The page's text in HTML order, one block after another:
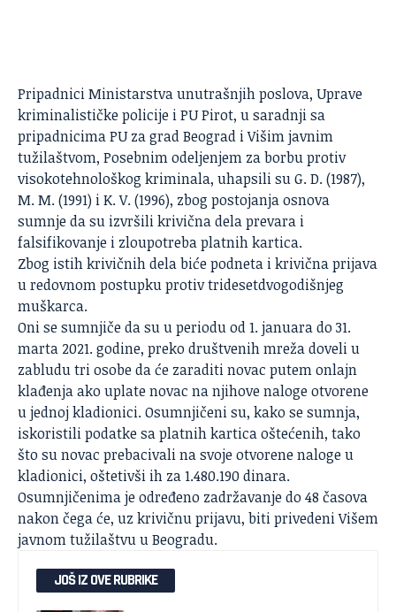
Pripadnici Ministarstva unutrašnjih poslova, Uprave
kriminalističke policije i PU Pirot, u saradnji sa
pripadnicima PU za grad Beograd i Višim javnim
tužilaštvom, Posebnim odeljenjem za borbu protiv
visokotehnološkog kriminala, uhapsili su G. D. (1987),
M. M. (1991) i K. V. (1996), zbog postojanja osnova
sumnje da su izvršili krivična dela prevara i
falsifikovanje i zloupotreba platnih kartica.
Zbog istih krivičnih dela biće podneta i krivična prijava
u redovnom postupku protiv tridesetdvogodišnjeg
muškarca.
Oni se sumnjiče da su u periodu od 1. januara do 31.
marta 2021. godine, preko društvenih mreža doveli u
zabludu tri osobe da će zaraditi novac putem onlajn
klađenja ako uplate novac na njihove naloge otvorene
u jednoj kladionici. Osumnjičeni su, kako se sumnja,
iskoristili podatke sa platnih kartica oštećenih, tako
što su novac prebacivali na svoje otvorene naloge u
kladionici, oštetivši ih za 1.480.190 dinara.
Osumnjičenima je određeno zadržavanje do 48 časova
nakon čega će, uz krivičnu prijavu, biti privedeni Višem
javnom tužilaštvu u Beogradu.
JOŠ IZ OVE RUBRIKE